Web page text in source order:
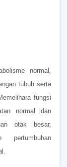
normal,
tubuh serta
fungsi
normal dan
otak besar,
pertumbuhan